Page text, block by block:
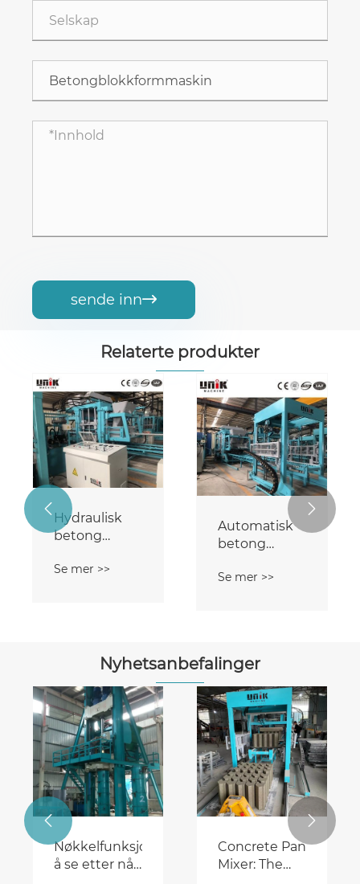
sende inn
Relaterte produkter
Hydraulisk
betong
Making
Se mer >>
Automatisk
betong
Making
Se mer >>
 
Nyhetsanbefalinger
Nøkkelfunksjoner
å se etter når
Concrete Pan
Mixer: The
 